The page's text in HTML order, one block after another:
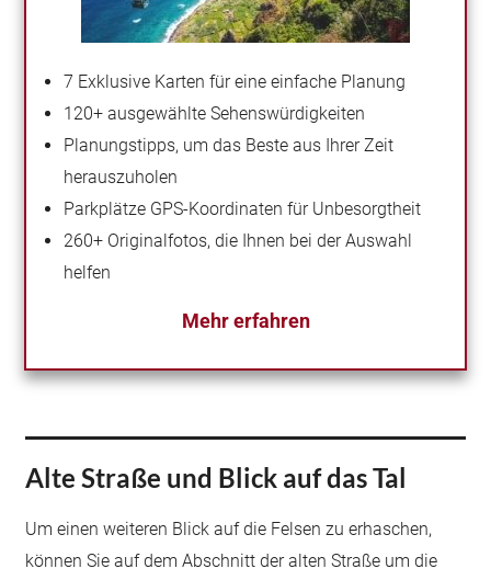
7 Exklusive Karten für eine einfache Planung
120+ ausgewählte Sehenswürdigkeiten
Planungstipps, um das Beste aus Ihrer Zeit
herauszuholen
Parkplätze GPS-Koordinaten für Unbesorgtheit
260+ Originalfotos, die Ihnen bei der Auswahl
helfen
Mehr erfahren
Alte Straße und Blick auf das Tal
Um einen weiteren Blick auf die Felsen zu erhaschen,
können Sie auf dem Abschnitt der alten Straße um die